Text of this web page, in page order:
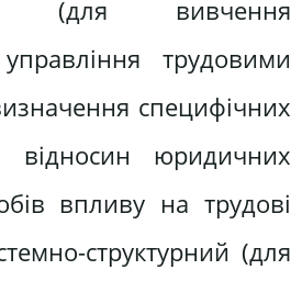
(для вивчення
трудовими
специфічних
відносин юридичних
впливу на трудові
структурний (для